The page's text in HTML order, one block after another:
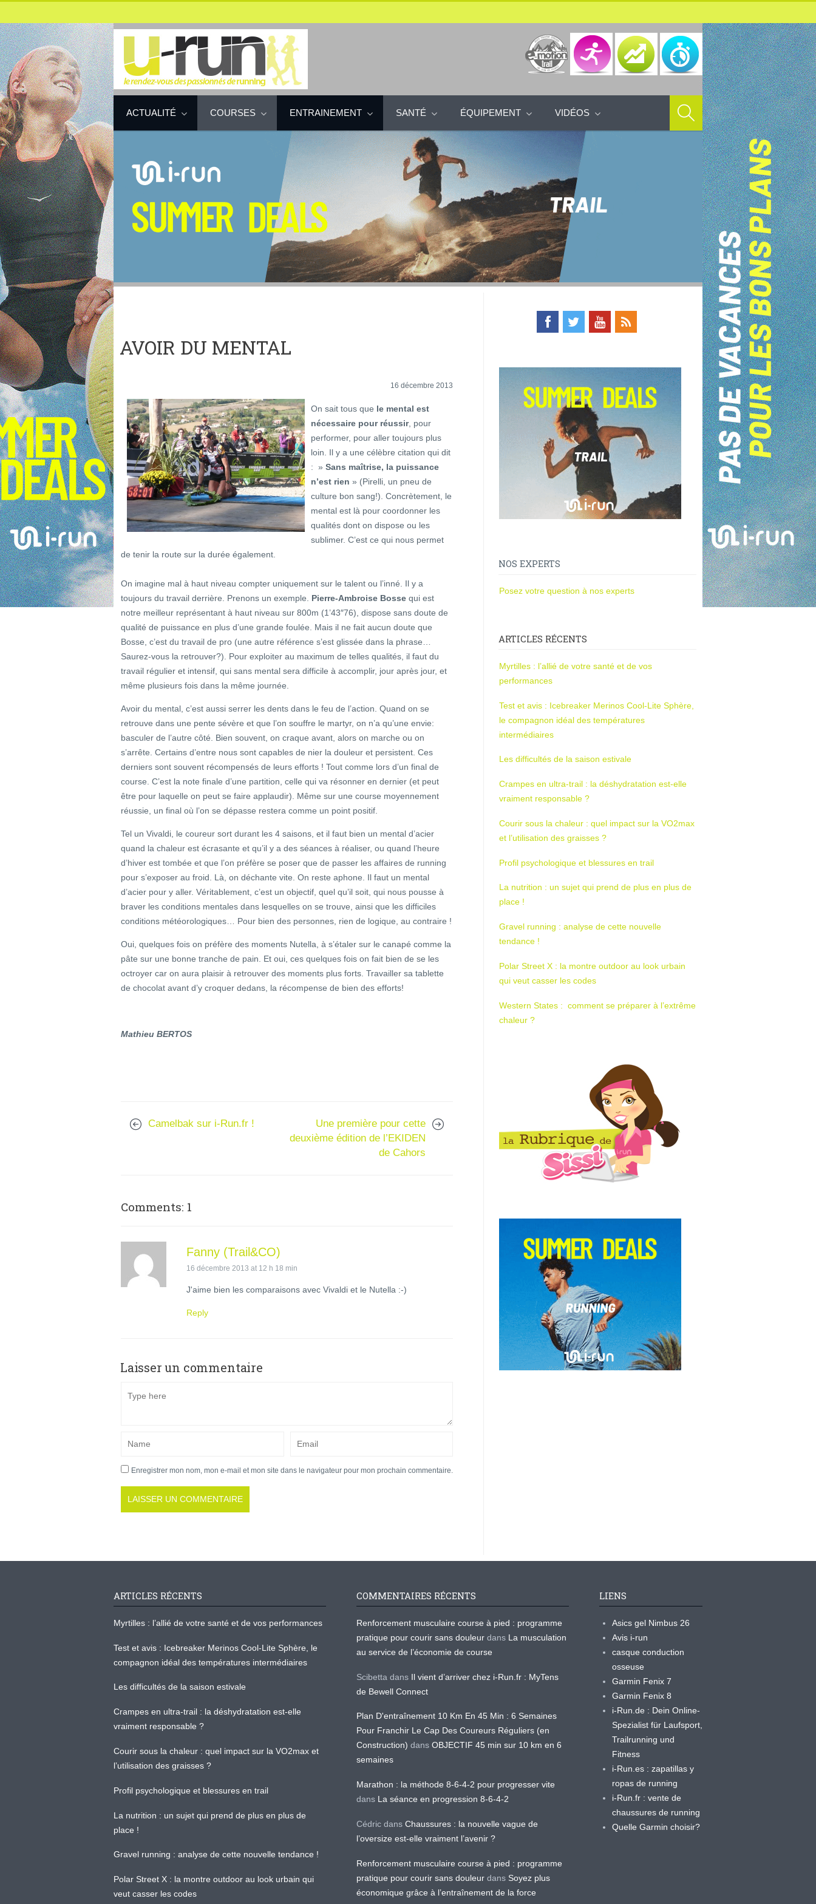
ACTUALITÉ COURSES ENTRAINEMENT SANTÉ ÉQUIPEMENT VIDÉOS
AVOIR DU MENTAL
16 décembre 2013
On sait tous que le mental est
nécessaire pour réussir, pour
performer, pour aller toujours plus
loin. Il y a une célèbre citation qui dit
: » Sans maîtrise, la puissance
n’est rien » (Pirelli, un pneu de
culture bon sang!). Concrètement, le
mental est là pour coordonner les
qualités dont on dispose ou les
sublimer. C’est ce qui nous permet
de tenir la route sur la durée également.
On imagine mal à haut niveau compter uniquement sur le talent ou l’inné. Il y a
toujours du travail derrière. Prenons un exemple. Pierre-Ambroise Bosse qui est
notre meilleur représentant à haut niveau sur 800m (1’43″76), dispose sans doute de
qualité de puissance en plus d’une grande foulée. Mais il ne fait aucun doute que
Bosse, c’est du travail de pro (une autre référence s’est glissée dans la phrase…
Saurez-vous la retrouver?). Pour exploiter au maximum de telles qualités, il faut du
travail régulier et intensif, qui sans mental sera difficile à accomplir, jour après jour, et
même plusieurs fois dans la même journée.
Avoir du mental, c’est aussi serrer les dents dans le feu de l’action. Quand on se
retrouve dans une pente sévère et que l’on souffre le martyr, on n’a qu’une envie:
basculer de l’autre côté. Bien souvent, on craque avant, alors on marche ou on
s’arrête. Certains d’entre nous sont capables de nier la douleur et persistent. Ces
derniers sont souvent récompensés de leurs efforts ! Tout comme lors d’un final de
course. C’est la note finale d’une partition, celle qui va résonner en dernier (et peut
être pour laquelle on peut se faire applaudir). Même sur une course moyennement
réussie, un final où l’on se dépasse restera comme un point positif.
Tel un Vivaldi, le coureur sort durant les 4 saisons, et il faut bien un mental d’acier
quand la chaleur est écrasante et qu’il y a des séances à réaliser, ou quand l’heure
d’hiver est tombée et que l’on préfère se poser que de passer les affaires de running
pour s’exposer au froid. Là, on déchante vite. On reste aphone. Il faut un mental
d’acier pour y aller. Véritablement, c’est un objectif, quel qu’il soit, qui nous pousse à
braver les conditions mentales dans lesquelles on se trouve, ainsi que les difficiles
conditions météorologiques… Pour bien des personnes, rien de logique, au contraire !
Oui, quelques fois on préfère des moments Nutella, à s’étaler sur le canapé comme la
pâte sur une bonne tranche de pain. Et oui, ces quelques fois on fait bien de se les
octroyer car on aura plaisir à retrouver des moments plus forts. Travailler sa tablette
de chocolat avant d’y croquer dedans, la récompense de bien des efforts!
Mathieu BERTOS
Camelbak sur i-Run.fr !
Une première pour cette
deuxième édition de l’EKIDEN
de Cahors
Comments: 1
Fanny (Trail&CO)
16 décembre 2013 at 12 h 18 min
J'aime bien les comparaisons avec Vivaldi et le Nutella :-)
Reply
Laisser un commentaire
Enregistrer mon nom, mon e-mail et mon site dans le navigateur pour mon prochain commentaire.
NOS EXPERTS
Posez votre question à nos experts
ARTICLES RÉCENTS
Myrtilles : l’allié de votre santé et de vos
performances
Test et avis : Icebreaker Merinos Cool-Lite Sphère,
le compagnon idéal des températures
intermédiaires
Les difficultés de la saison estivale
Crampes en ultra-trail : la déshydratation est-elle
vraiment responsable ?
Courir sous la chaleur : quel impact sur la VO2max
et l’utilisation des graisses ?
Profil psychologique et blessures en trail
La nutrition : un sujet qui prend de plus en plus de
place !
Gravel running : analyse de cette nouvelle
tendance !
Polar Street X : la montre outdoor au look urbain
qui veut casser les codes
Western States : comment se préparer à l’extrême
chaleur ?
ARTICLES RÉCENTS
Myrtilles : l’allié de votre santé et de vos performances
Test et avis : Icebreaker Merinos Cool-Lite Sphère, le
compagnon idéal des températures intermédiaires
Les difficultés de la saison estivale
Crampes en ultra-trail : la déshydratation est-elle
vraiment responsable ?
Courir sous la chaleur : quel impact sur la VO2max et
l’utilisation des graisses ?
Profil psychologique et blessures en trail
La nutrition : un sujet qui prend de plus en plus de
place !
Gravel running : analyse de cette nouvelle tendance !
Polar Street X : la montre outdoor au look urbain qui
veut casser les codes
COMMENTAIRES RÉCENTS
Renforcement musculaire course à pied : programme
pratique pour courir sans douleur dans La musculation
au service de l’économie de course
Scibetta dans Il vient d’arriver chez i-Run.fr : MyTens
de Bewell Connect
Plan D'entraînement 10 Km En 45 Min : 6 Semaines
Pour Franchir Le Cap Des Coureurs Réguliers (en
Construction) dans OBJECTIF 45 min sur 10 km en 6
semaines
Marathon : la méthode 8-6-4-2 pour progresser vite
dans La séance en progression 8-6-4-2
Cédric dans Chaussures : la nouvelle vague de
l’oversize est-elle vraiment l’avenir ?
Renforcement musculaire course à pied : programme
pratique pour courir sans douleur dans Soyez plus
économique grâce à l’entraînement de la force
LIENS
Asics gel Nimbus 26
Avis i-run
casque conduction
osseuse
Garmin Fenix 7
Garmin Fenix 8
i-Run.de : Dein Online-
Spezialist für Laufsport,
Trailrunning und
Fitness
i-Run.es : zapatillas y
ropas de running
i-Run.fr : vente de
chaussures de running
Quelle Garmin choisir?